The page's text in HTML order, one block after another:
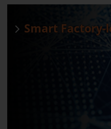
Smart Factory-